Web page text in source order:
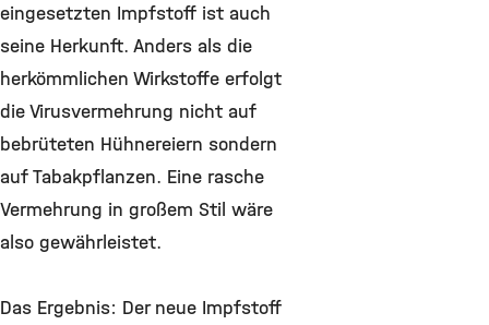
eingesetzten Impfstoff ist auch
seine Herkunft. Anders als die
herkömmlichen Wirkstoffe erfolgt
die Virusvermehrung nicht auf
bebrüteten Hühnereiern sondern
auf Tabakpflanzen. Eine rasche
Vermehrung in großem Stil wäre
also gewährleistet.
Das Ergebnis: Der neue Impfstoff